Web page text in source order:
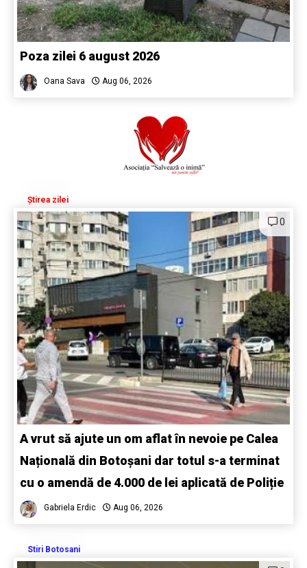
Poza zilei 6 august 2026
Oana Sava Aug 06, 2026
Știrea zilei
0
A vrut să ajute un om aflat în nevoie pe Calea
Națională din Botoșani dar totul s-a terminat
cu o amendă de 4.000 de lei aplicată de Poliție
Gabriela Erdic Aug 06, 2026
Stiri Botosani